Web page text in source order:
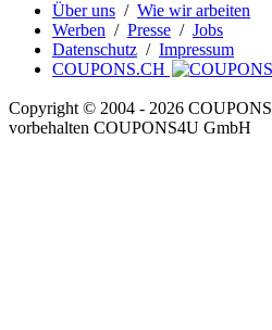
Über uns / Wie wir arbeiten
Werben / Presse / Jobs
Datenschutz / Impressum
COUPONS.CH
Copyright © 2004 ‐ 2026 COUPONS
vorbehalten COUPONS4U GmbH